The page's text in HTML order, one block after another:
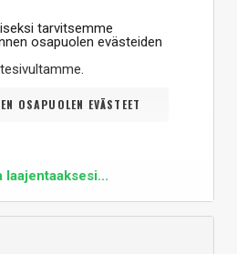
tarvitsemme
osapuolen evästeiden
.
OSAPUOLEN EVÄSTEET
laajentaaksesi...